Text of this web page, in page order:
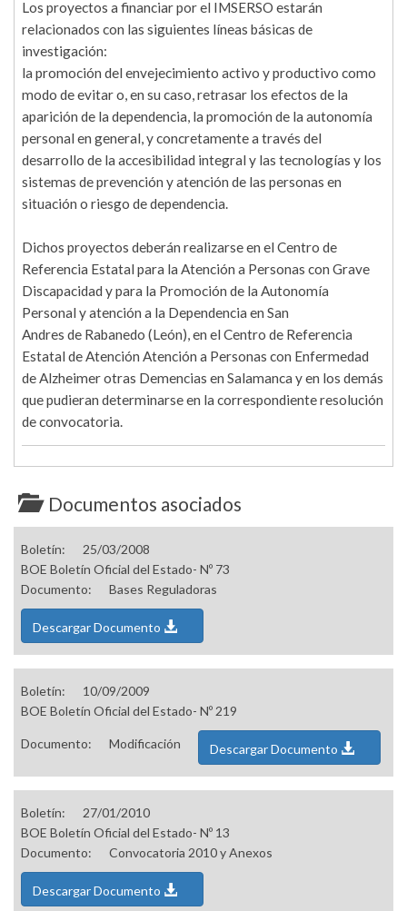
Los proyectos a financiar por el IMSERSO estarán
relacionados con las siguientes líneas básicas de
investigación:
la promoción del envejecimiento activo y productivo como
modo de evitar o, en su caso, retrasar los efectos de la
aparición de la dependencia, la promoción de la autonomía
personal en general, y concretamente a través del
desarrollo de la accesibilidad integral y las tecnologías y los
sistemas de prevención y atención de las personas en
situación o riesgo de dependencia.
Dichos proyectos deberán realizarse en el Centro de
Referencia Estatal para la Atención a Personas con Grave
Discapacidad y para la Promoción de la Autonomía
Personal y atención a la Dependencia en San
Andres de Rabanedo (León), en el Centro de Referencia
Estatal de Atención Atención a Personas con Enfermedad
de Alzheimer otras Demencias en Salamanca y en los demás
que pudieran determinarse en la correspondiente resolución
de convocatoria.
Documentos asociados
Boletín:
25/03/2008
BOE Boletín Oficial del Estado- Nº 73
Documento:
Bases Reguladoras
Descargar Documento
Boletín:
10/09/2009
BOE Boletín Oficial del Estado- Nº 219
Documento: Modificación Descargar Documento
Boletín:
27/01/2010
BOE Boletín Oficial del Estado- Nº 13
Documento:
Convocatoria 2010 y Anexos
Descargar Documento